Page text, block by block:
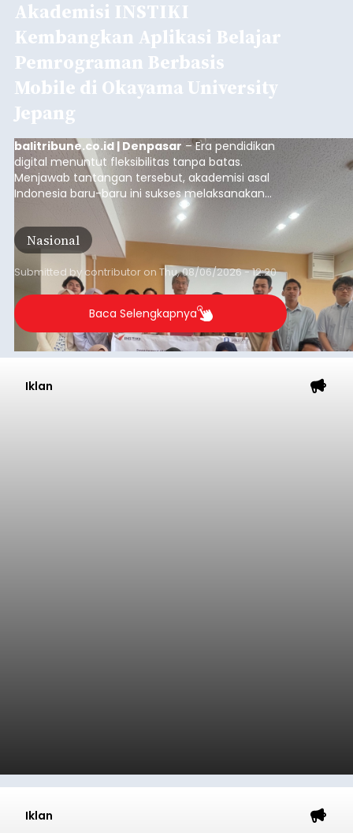
Akademisi INSTIKI
Kembangkan Aplikasi Belajar
Pemrograman Berbasis
Mobile di Okayama University
Jepang
balitribune.co.id | Denpasar – Era pendidikan
digital menuntut fleksibilitas tanpa batas.
Menjawab tantangan tersebut, akademisi asal
Indonesia baru-baru ini sukses melaksanakan
program Pengabdian Kepada Masyarakat (PKM)
skala internasional di Distributed Systems
Laboratory, Okayama University, Jepang.
Nasional
Submitted by contributor on Thu, 08/06/2026 - 12:20
Baca Selengkapnya
Iklan
Iklan